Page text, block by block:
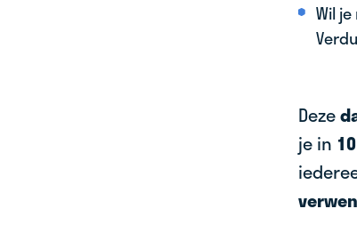
Wil
Deze
je in